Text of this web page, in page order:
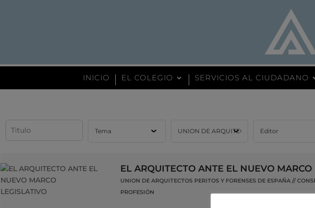
INICIO EL COLEGIO SERVICIOS AL CIUDADANO
EL ARQUITECTO ANTE EL NUEVO
UNION DE ARQUITECTOS PERITOS Y FORENSES DE ESPAÑA //
PROFESIÓN